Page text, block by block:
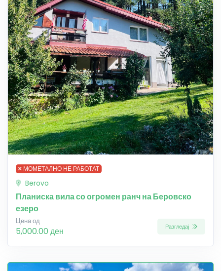
МОМЕТАЛНО НЕ РАБОТАТ
Berovo
Планиска вила со огромен ранч на Беровско
езеро
Цена од
5,000.00 ден Разгледај